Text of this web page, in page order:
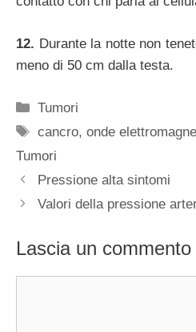
12. Durante la notte non
meno di 50 cm dalla testa.
Categorie
Tumori
Tag
cancro,onde
Tumori
Pressione alta sintomi
Valori della pressione
Lascia un commento